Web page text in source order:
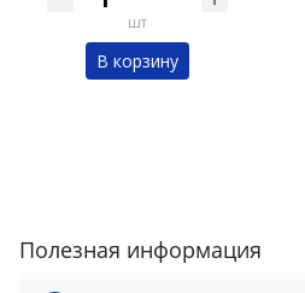
шт
В корзину
Полезная информация